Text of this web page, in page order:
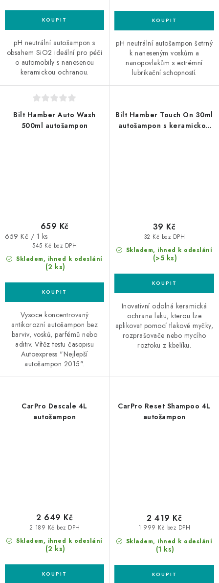
pH neutrální autošampon s
obsahem SiO2 ideální pro péči
o automobily s nanesenou
keramickou ochranou.
pH neutrální autošampon šetrný
k naneseným voskům a
nanopovlakům s extrémní
lubrikační schopností.
Bilt Hamber Auto Wash
500ml autošampon
Skladem, ihned k odeslání
(2 ks)
545 Kč bez DPH
659 Kč
Měrná
659 Kč / 1 ks
Vysoce koncentrovaný
antikorozní autošampon bez
barviv, vosků, parfémů nebo
aditiv. Vítěz testu časopisu
Autoexpress "Nejlepší
autošampon 2015".
Bilt Hamber Touch On 30ml
autošampon s keramickou
Skladem, ihned k odeslání
(>5 ks)
32 Kč bez DPH
39 Kč
Inovativní odolná keramická
ochrana laku, kterou lze
aplikovat pomocí tlakové myčky,
rozprašovače nebo mycího
roztoku z kbelíku.
CarPro Descale 4L
autošampon
Skladem, ihned k odeslání
(2 ks)
2 189 Kč bez DPH
2 649 Kč
CarPro Reset Shampoo 4L
autošampon
Skladem, ihned k odeslání
(1 ks)
1 999 Kč bez DPH
2 419 Kč